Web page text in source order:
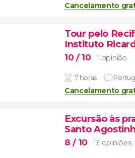
Cancelamento
Tour pelo
Instituto
10 / 10 1 opinião
7 horas
Cancelamento
Excursão às
Santo
8/ 10 13 opiniões